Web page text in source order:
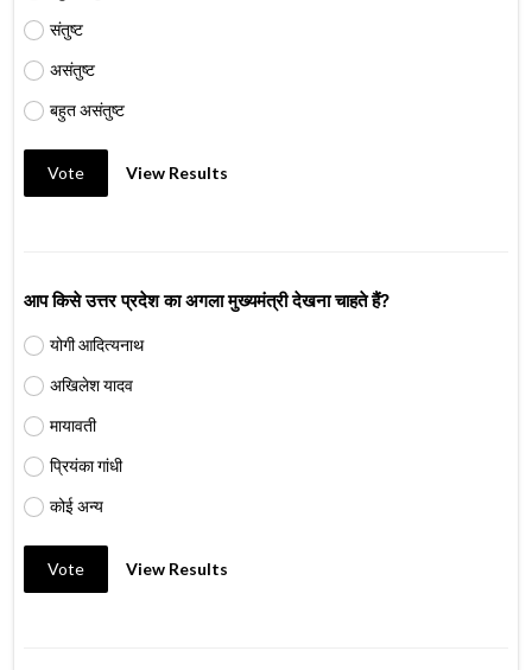
संतुष्ट
असंतुष्ट
बहुत असंतुष्ट
Vote View Results
आप किसे उत्तर प्रदेश का अगला मुख्यमंत्री देखना चाहते हैं?
योगी आदित्यनाथ
अखिलेश यादव
मायावती
प्रियंका गांधी
कोई अन्य
Vote View Results